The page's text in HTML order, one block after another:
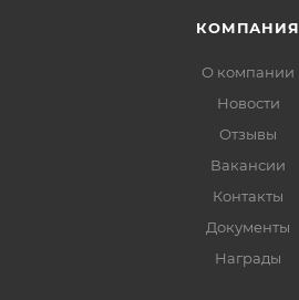
КОМПАНИЯ
О компании
Новости
Отзывы
Вакансии
Контакты
Документы
Награды